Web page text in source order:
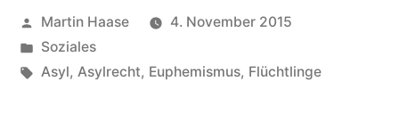
Veröffentlicht
von
Martin Haase
4. November 2015
Veröffentlicht
in
Soziales
Schlagwörter:
Asyl, Asylrecht, Euphemismus, Flüchtlinge